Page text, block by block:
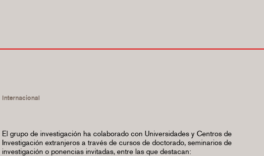
Internacional
El grupo de investigación ha colaborado con Universidades y Centros de
Investigación extranjeros a través de cursos de doctorado, seminarios de
investigación o ponencias invitadas, entre las que destacan: